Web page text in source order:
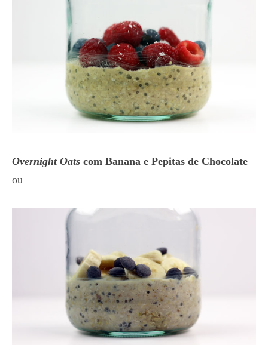
Overnight Oats com Banana e Pepitas de Chocolate
ou